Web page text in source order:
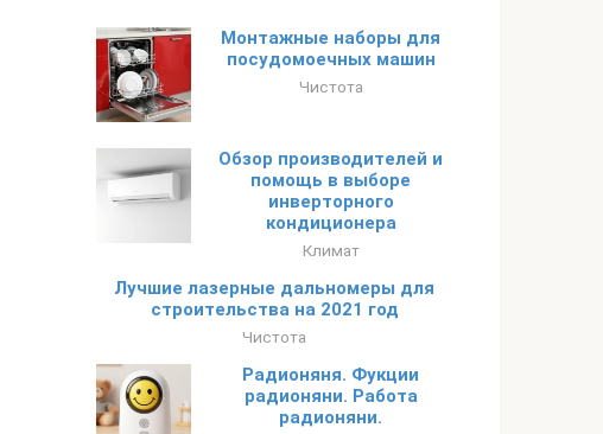
Монтажные наборы для
посудомоечных машин
Чистота
Обзор производителей и
помощь в выборе
инверторного
кондиционера
Климат
Лучшие лазерные дальномеры для
строительства на 2021 год
Чистота
Радионяня. Фукции
радионяни. Работа
радионяни.